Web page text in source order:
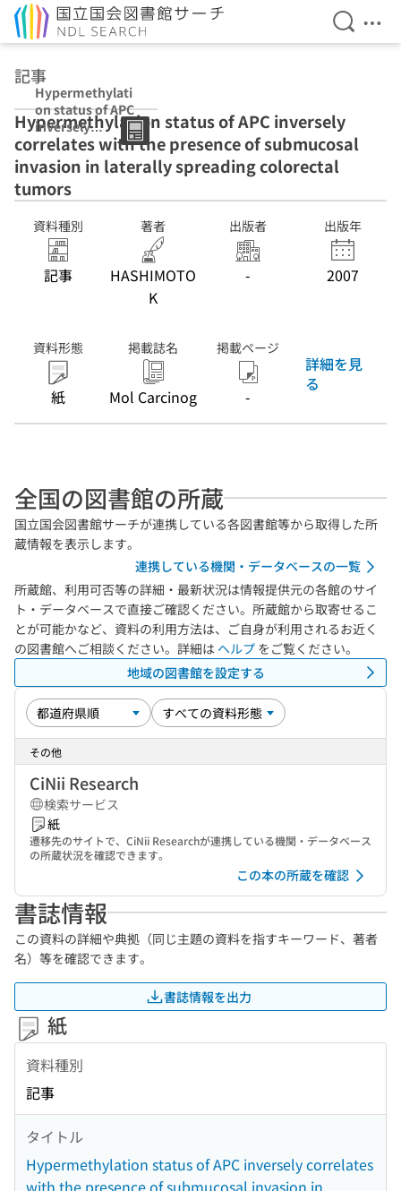
検索を
メ
記事
Hypermethylati
on status of APC
inversely
correlates with
the presence of
submucosal
invasion in
spreading
colorectal
tumors
Hypermethylation status of APC inversely
correlates with the presence of submucosal
invasion in laterally spreading colorectal
tumors
資料種別
記事
著者
HASHIMOTO
K
出版者
-
出版年
2007
資料形態
紙
掲載誌名
Mol Carcinog
掲載ページ
-
詳細を見
る
全国の図書館の所蔵
国立国会図書館サーチが連携している各図書館等から取得した所
蔵情報を表示します。
連携している機関・データベースの一覧
所蔵館、利用可否等の詳細・最新状況は情報提供元の各館のサイ
ト・データベースで直接ご確認ください。所蔵館から取寄せるこ
とが可能かなど、資料の利用方法は、ご自身が利用されるお近く
の図書館へご相談ください。詳細は ヘルプ をご覧ください。
地域の図書館を設定する
その他
CiNii Research
検索サービス
紙
遷移先のサイトで、CiNii Researchが連携している機関・データベース
の所蔵状況を確認できます。
この本の所蔵を確認
書誌情報
この資料の詳細や典拠（同じ主題の資料を指すキーワード、著者
名）等を確認できます。
書誌情報を出力
紙
資料種別
記事
タイトル
Hypermethylation status of APC inversely correlates
with the presence of submucosal invasion in